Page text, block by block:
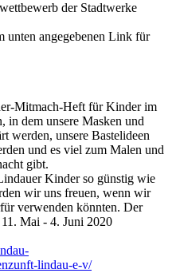
der Stadtwerke
unten angegebenen Link für
Mitmach-Heft für Kinder im
in dem unsere Masken und
werden, unsere Bastelideen
und es viel zum Malen und
gibt.
Kinder so günstig wie
wir uns freuen, wenn wir
verwenden könnten. Der
Mai - 4. Juni 2020
lindau-e-v/